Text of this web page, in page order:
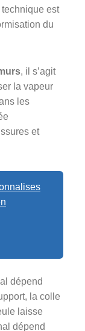
est
du
, il s’agit
la vapeur
les
et
dépend
la colle
laisse
dépend